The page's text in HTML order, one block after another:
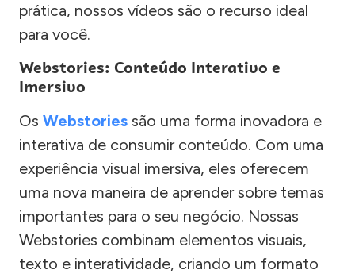
prática, nossos vídeos são o recurso ideal
para você.
Webstories: Conteúdo Interativo e
Imersivo
Os Webstories são uma forma inovadora e
interativa de consumir conteúdo. Com uma
experiência visual imersiva, eles oferecem
uma nova maneira de aprender sobre temas
importantes para o seu negócio. Nossas
Webstories combinam elementos visuais,
texto e interatividade, criando um formato